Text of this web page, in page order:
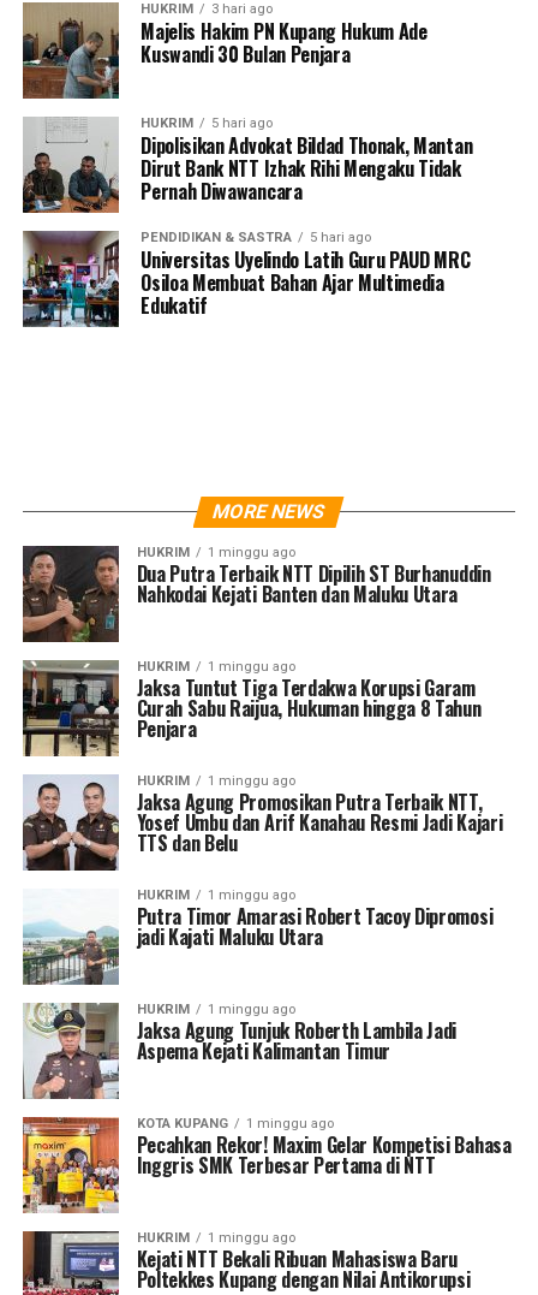
HUKRIM 3 hari ago
Majelis Hakim PN Kupang Hukum Ade
Kuswandi 30 Bulan Penjara
HUKRIM 5 hari ago
Dipolisikan Advokat Bildad Thonak, Mantan
Dirut Bank NTT Izhak Rihi Mengaku Tidak
Pernah Diwawancara
PENDIDIKAN & SASTRA 5 hari ago
Universitas Uyelindo Latih Guru PAUD MRC
Osiloa Membuat Bahan Ajar Multimedia
Edukatif
MORE NEWS
HUKRIM 1 minggu ago
Dua Putra Terbaik NTT Dipilih ST Burhanuddin
Nahkodai Kejati Banten dan Maluku Utara
HUKRIM 1 minggu ago
Jaksa Tuntut Tiga Terdakwa Korupsi Garam
Curah Sabu Raijua, Hukuman hingga 8 Tahun
Penjara
HUKRIM 1 minggu ago
Jaksa Agung Promosikan Putra Terbaik NTT,
Yosef Umbu dan Arif Kanahau Resmi Jadi Kajari
TTS dan Belu
HUKRIM 1 minggu ago
Putra Timor Amarasi Robert Tacoy Dipromosi
jadi Kajati Maluku Utara
HUKRIM 1 minggu ago
Jaksa Agung Tunjuk Roberth Lambila Jadi
Aspema Kejati Kalimantan Timur
KOTA KUPANG 1 minggu ago
Pecahkan Rekor! Maxim Gelar Kompetisi Bahasa
Inggris SMK Terbesar Pertama di NTT
HUKRIM 1 minggu ago
Kejati NTT Bekali Ribuan Mahasiswa Baru
Poltekkes Kupang dengan Nilai Antikorupsi